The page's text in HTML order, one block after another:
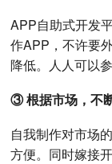
APP自助式开发
作APP，不许要
降低。人人可以参
③ 根据市场，不
自我制作对市场
方便。同时嫁接